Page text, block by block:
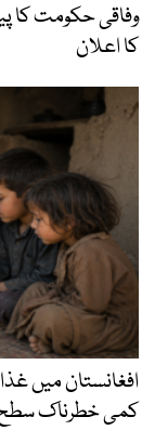
وفاقی حکومت کا
کا اعلان
افغانستان میں
کمی خطرناک